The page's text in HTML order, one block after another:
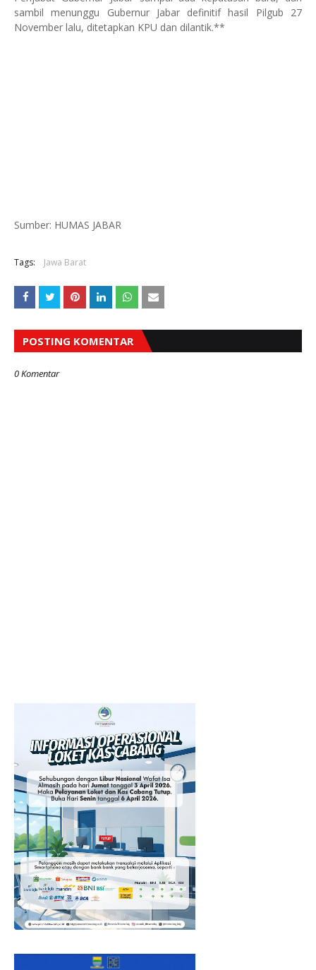
sambil menunggu Gubernur Jabar definitif hasil Pilgub 27
November lalu, ditetapkan KPU dan dilantik.**
Sumber: HUMAS JABAR
Tags: Jawa Barat
POSTING KOMENTAR
0 Komentar